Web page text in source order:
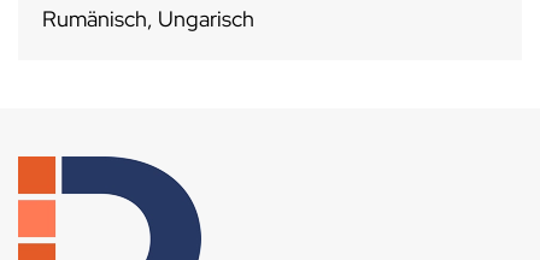
Rumänisch, Ungarisch